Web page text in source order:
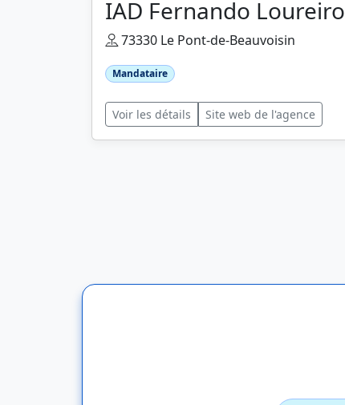
IAD Fernando Loureiro
73330 Le Pont-de-Beauvoisin
Mandataire
Voir les détails Site web de l'agence